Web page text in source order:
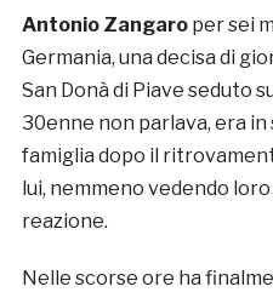
Antonio Zangaro per sei
Germania, una decisa di
San Donà di Piave seduto
30enne non parlava, era
famiglia dopo il
lui, nemmeno vedendo
reazione.
Nelle scorse ore ha